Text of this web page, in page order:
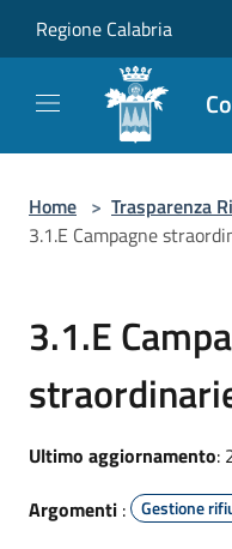
Regione Calabria
Home > Trasparenza
3.1.E Campagne
3.1.E
Ultimo aggiornamento:
Argomenti : Gestione